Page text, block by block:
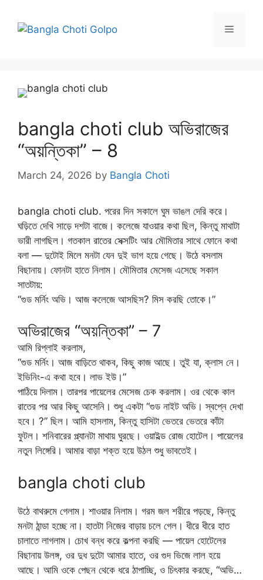
content
Menu
bangla choti club অভিরাজের
“অয়ন্তিকা” – 8
March 24, 2026 by Bangla Choti
bangla choti club. পরের দিন সকালে ঘুম ভাঙল দেরি করে।
ঘড়িতে দেখি সাড়ে দশটা বাজে। কলেজে যাওয়ার কথা ছিল, কিন্তু মাথাটা
ভারী লাগছিল। গতকাল রাতের সেক্সটিং আর মৌমিতার সাথে ফোনে কথা
বলা — দুটোই মিলে মনটা যেন দুই ভাগ হয়ে গেছে। উঠে বসলাম
বিছানায়। ফোনটা হাতে নিলাম। মৌমিতার মেসেজ এসেছে সকাল
সাতটায়:
“গুড মর্নিং অভি। আজ কলেজে আসছিস? মিস করছি তোকে।”
অভিরাজের “অয়ন্তিকা” – 7
আমি রিপ্লাই করলাম,
“গুড মর্নিং। আজ বাড়িতে থাকব, কিছু কাজ আছে। তুই যা, ক্লাস নে।
ইভিনিং-এ কথা হবে। লাভ ইউ।”
পাঠিয়ে দিলাম। তারপর পায়েলের মেসেজ চেক করলাম। ওর থেকে কাল
রাতের পর আর কিছু আসেনি। শুধু একটা “গুড নাইট অভি। স্বপ্নে দেখা
হবে। ?” ছিল। আমি হাসলাম, কিন্তু হাসিটা ভেতরে ভেতরে কাঁটা
ফুটল। শনিবারের প্ল্যানটা মাথায় ঘুরছে। ওয়াইল্ড রোজ হোটেল। পায়েলের
নতুন লিঙ্গেরি। আমার বাড়া শক্ত হয়ে উঠল শুধু ভাবতেই।
bangla choti club
উঠে বাথরুমে গেলাম। শাওয়ার নিলাম। গরম জল শরীরে পড়ছে, কিন্তু
মনটা ঠান্ডা হচ্ছে না। হাতটা নিজের বাড়ায় চলে গেল। ধীরে ধীরে হাত
চালাতে লাগলাম। চোখ বন্ধ করে কল্পনা করছি — পায়েল হোটেলের
বিছানায় উলঙ্গ, ওর দুধ দুটো আমার হাতে, ওর গুদ ভিজে লাল হয়ে
আছে। আমি ওকে পেছন থেকে ধরে ঠাপাচ্ছি, ও চিৎকার করছে, “অভি…